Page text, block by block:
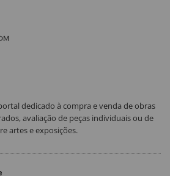
dedicado à compra e venda de obras
avaliação de peças individuais ou de
artes e exposições.